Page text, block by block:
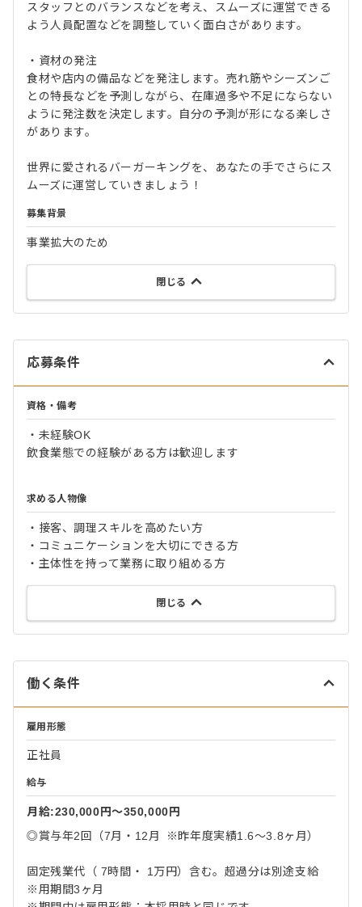
スタッフとのバランスなどを考え、スムーズに運営できる
よう人員配置などを調整していく面白さがあります。
・資材の発注
食材や店内の備品などを発注します。売れ筋やシーズンご
との特長などを予測しながら、在庫過多や不足にならない
ように発注数を決定します。自分の予測が形になる楽しさ
があります。
世界に愛されるバーガーキングを、あなたの手でさらにス
ムーズに運営していきましょう！
募集背景
事業拡大のため
閉じる
応募条件
資格・備考
・未経験OK
飲食業態での経験がある方は歓迎します
求める人物像
・接客、調理スキルを高めたい方
・コミュニケーションを大切にできる方
・主体性を持って業務に取り組める方
閉じる
働く条件
雇用形態
正社員
給与
月給:230,000円〜350,000円
◎賞与年2回（7月・12月 ※昨年度実績1.6～3.8ヶ月）
固定残業代（ 7時間・ 1万円）含む。超過分は別途支給
※用期間3ヶ月